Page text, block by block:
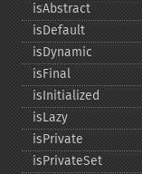
isAbstract
isDefault
isDynamic
isFinal
isInitialized
isLazy
isPrivate
isPrivateSet